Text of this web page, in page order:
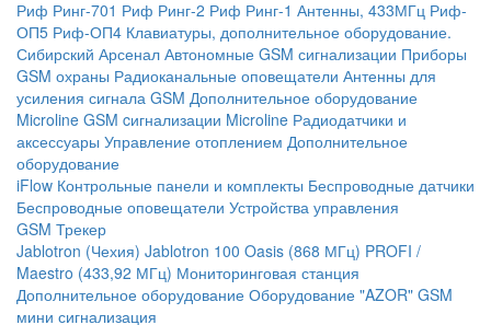
Риф Ринг-701 Риф Ринг-2 Риф Ринг-1 Антенны, 433МГц Риф-
ОП5 Риф-ОП4 Клавиатуры, дополнительное оборудование.
Сибирский Арсенал Автономные GSM сигнализации Приборы
GSM охраны Радиоканальные оповещатели Антенны для
усиления сигнала GSM Дополнительное оборудование
Microline GSM cигнализации Microline Радиодатчики и
аксессуары Управление отоплением Дополнительное
оборудование
iFlow Контрольные панели и комплекты Беспроводные датчики
Беспроводные оповещатели Устройства управления
GSM Трекер
Jablotron (Чехия) Jablotron 100 Oasis (868 МГц) PROFI /
Maestro (433,92 МГц) Мониторинговая станция
Дополнительное оборудование Оборудование "AZOR" GSM
мини сигнализация